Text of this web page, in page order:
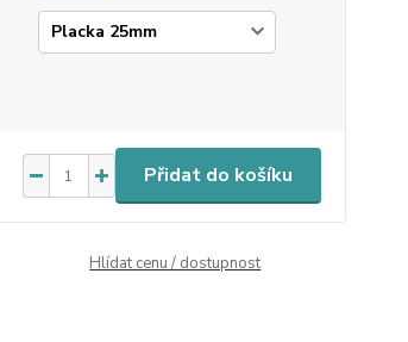
Přidat do košíku
Hlídat cenu / dostupnost